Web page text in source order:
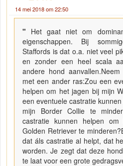
14 mei 2018 om 22:50
" Het gaat niet om
eigenschappen. Bij
Staffords is dat o.a. niet veel
en zonder een heel scala
andere hond
met een ander ras:Zou een
helpen om het jagen bij mijn
een eventuele castratie
mijn Border Collie te
castratie kunnen helpen
Golden Retriever te
dat áls castratie al helpt, dat
worden. Je zegt dat deze
te laat voor een grote